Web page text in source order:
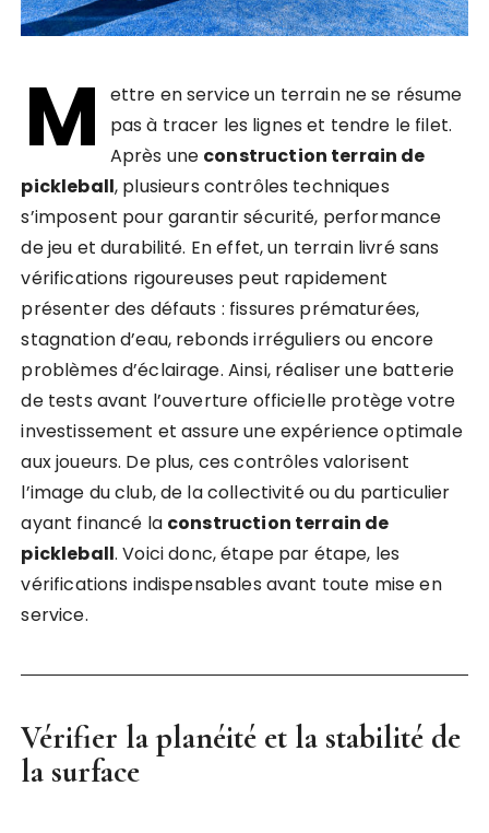
M
ettre en service un terrain ne se résume
pas à tracer les lignes et tendre le filet.
Après une construction terrain de
pickleball, plusieurs contrôles techniques
s’imposent pour garantir sécurité, performance
de jeu et durabilité. En effet, un terrain livré sans
vérifications rigoureuses peut rapidement
présenter des défauts : fissures prématurées,
stagnation d’eau, rebonds irréguliers ou encore
problèmes d’éclairage. Ainsi, réaliser une batterie
de tests avant l’ouverture officielle protège votre
investissement et assure une expérience optimale
aux joueurs. De plus, ces contrôles valorisent
l’image du club, de la collectivité ou du particulier
ayant financé la construction terrain de
pickleball. Voici donc, étape par étape, les
vérifications indispensables avant toute mise en
service.
Vérifier la planéité et la stabilité de
la surface